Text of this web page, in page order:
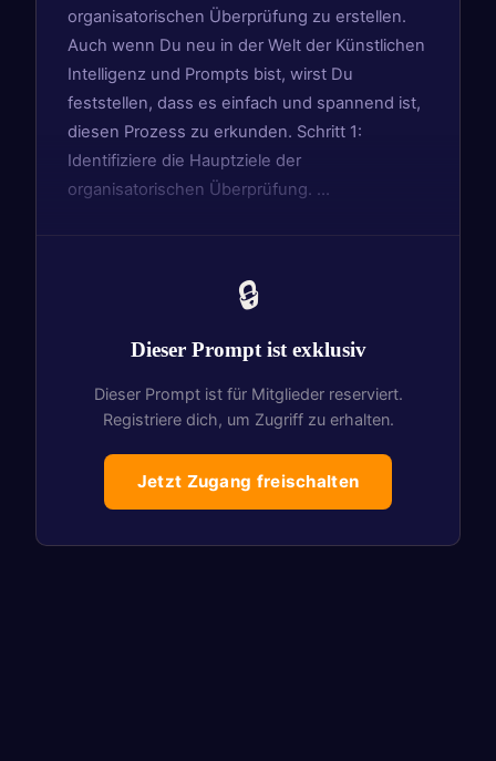
organisatorischen Überprüfung zu erstellen.
Auch wenn Du neu in der Welt der Künstlichen
Intelligenz und Prompts bist, wirst Du
feststellen, dass es einfach und spannend ist,
diesen Prozess zu erkunden. Schritt 1:
Identifiziere die Hauptziele der
organisatorischen Überprüfung. …
🔒
Dieser Prompt ist exklusiv
Dieser Prompt ist für Mitglieder reserviert.
Registriere dich, um Zugriff zu erhalten.
Jetzt Zugang freischalten